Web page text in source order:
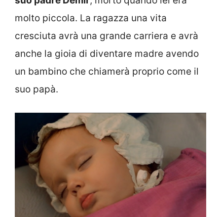
molto piccola. La ragazza una vita
cresciuta avrà una grande carriera e avrà
anche la gioia di diventare madre avendo
un bambino che chiamerà proprio come il
suo papà.